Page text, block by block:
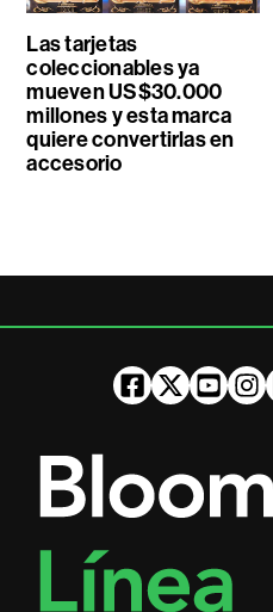
Las tarjetas
coleccionables ya
mueven US$30.000
millones y esta marca
quiere convertirlas en
accesorio